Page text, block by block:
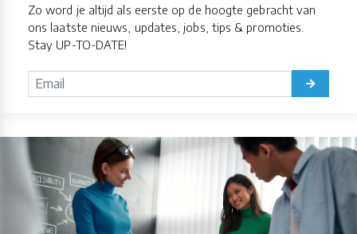
Zo word je altijd als eerste op de hoogte gebracht van
ons laatste nieuws, updates, jobs, tips & promoties.
Stay UP-TO-DATE!